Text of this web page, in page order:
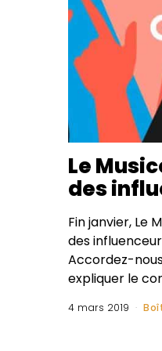
Le
des
Fin janvier, Le
des
Accordez-
expliquer le
4 mars 2019